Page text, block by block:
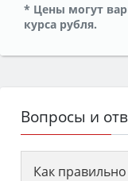
* Цены могут
курса рубля.
Вопросы и
Как